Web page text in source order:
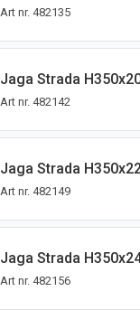
Art nr. 482135
Jaga Strada
Art nr. 482142
Jaga Strada
Art nr. 482149
Jaga Strada
Art nr. 482156